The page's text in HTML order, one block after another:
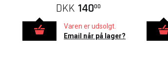
DKK 14000
Varen er udsolgt.
Email når på lager?